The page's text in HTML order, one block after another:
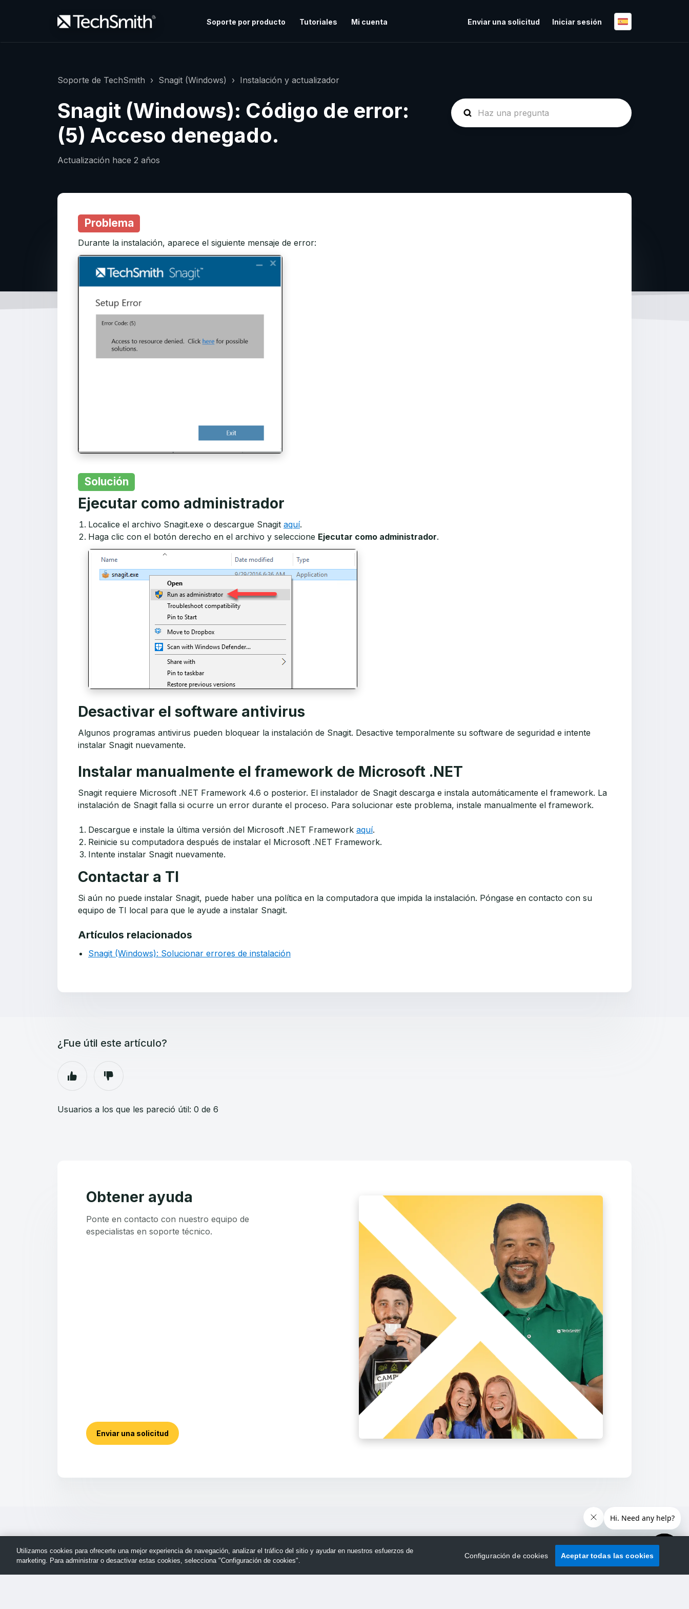
Soporte por producto Tutoriales Mi cuenta Enviar una solicitud Iniciar sesión
Soporte de TechSmith Snagit (Windows) Instalación y actualizador
Snagit (Windows): Código de error:
(5) Acceso denegado.
Actualización hace 2 años
Problema
Durante la instalación, aparece el siguiente mensaje de error:
Solución
Ejecutar como administrador
Localice el archivo Snagit.exe o descargue Snagit aquí.
Haga clic con el botón derecho en el archivo y seleccione Ejecutar como administrador.
Desactivar el software antivirus
Algunos programas antivirus pueden bloquear la instalación de Snagit. Desactive temporalmente su software de seguridad e intente
instalar Snagit nuevamente.
Instalar manualmente el framework de Microsoft .NET
Snagit requiere Microsoft .NET Framework 4.6 o posterior. El instalador de Snagit descarga e instala automáticamente el framework. La
instalación de Snagit falla si ocurre un error durante el proceso. Para solucionar este problema, instale manualmente el framework.
Descargue e instale la última versión del Microsoft .NET Framework aquí.
Reinicie su computadora después de instalar el Microsoft .NET Framework.
Intente instalar Snagit nuevamente.
Contactar a TI
Si aún no puede instalar Snagit, puede haber una política en la computadora que impida la instalación. Póngase en contacto con su
equipo de TI local para que le ayude a instalar Snagit.
Artículos relacionados
Snagit (Windows): Solucionar errores de instalación
¿Fue útil este artículo?
Usuarios a los que les pareció útil: 0 de 6
Obtener ayuda
Ponte en contacto con nuestro equipo de
especialistas en soporte técnico.
Enviar una solicitud
Utilizamos cookies para ofrecerte una mejor experiencia de navegación, analizar el tráfico del sitio y ayudar en nuestros esfuerzos de
marketing. Para administrar o desactivar estas cookies, selecciona "Configuración de cookies".
Configuración de cookies Aceptar todas las cookies